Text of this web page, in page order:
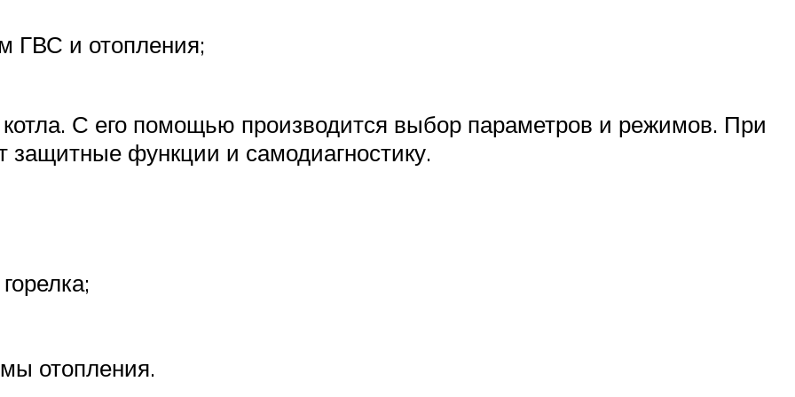
ГВС и отопления;
котла. С его помощью производится выбор параметров и режимов. При
защитные функции и самодиагностику.
отопления.